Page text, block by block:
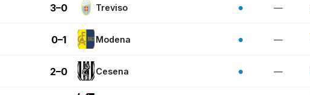
3–0 Treviso ● —
0–1 Modena ● —
2–0 Cesena ● —